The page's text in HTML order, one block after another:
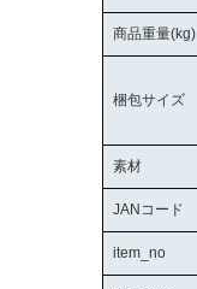
商品重量(kg)
梱包サイズ
素材
JANコード
item_no